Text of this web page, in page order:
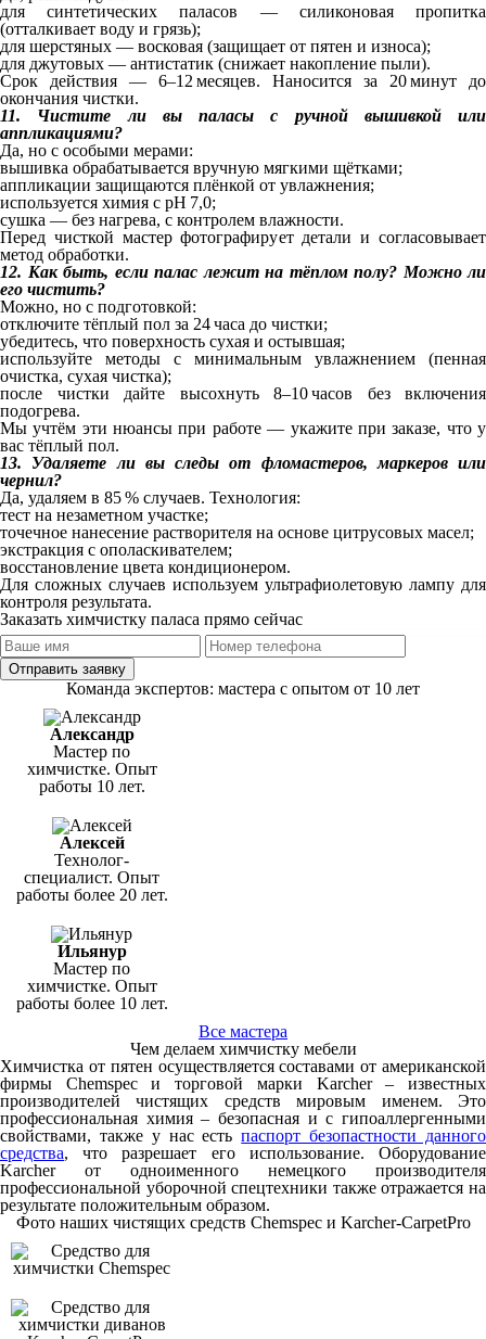
для синтетических паласов — силиконовая пропитка
(отталкивает воду и грязь);
для шерстяных — восковая (защищает от пятен и износа);
для джутовых — антистатик (снижает накопление пыли).
Срок действия — 6–12 месяцев. Наносится за 20 минут до
окончания чистки.
11. Чистите ли вы паласы с ручной вышивкой или
аппликациями?
Да, но с особыми мерами:
вышивка обрабатывается вручную мягкими щётками;
аппликации защищаются плёнкой от увлажнения;
используется химия с pH 7,0;
сушка — без нагрева, с контролем влажности.
Перед чисткой мастер фотографирует детали и согласовывает
метод обработки.
12. Как быть, если палас лежит на тёплом полу? Можно ли
его чистить?
Можно, но с подготовкой:
отключите тёплый пол за 24 часа до чистки;
убедитесь, что поверхность сухая и остывшая;
используйте методы с минимальным увлажнением (пенная
очистка, сухая чистка);
после чистки дайте высохнуть 8–10 часов без включения
подогрева.
Мы учтём эти нюансы при работе — укажите при заказе, что у
вас тёплый пол.
13. Удаляете ли вы следы от фломастеров, маркеров или
чернил?
Да, удаляем в 85 % случаев. Технология:
тест на незаметном участке;
точечное нанесение растворителя на основе цитрусовых масел;
экстракция с ополаскивателем;
восстановление цвета кондиционером.
Для сложных случаев используем ультрафиолетовую лампу для
контроля результата.
Заказать химчистку паласа прямо сейчас
Отправить заявку
Команда экспертов: мастера с опытом от 10 лет
Александр
Мастер по
химчистке. Опыт
работы 10 лет.
Алексей
Технолог-
специалист. Опыт
работы более 20 лет.
Ильянур
Мастер по
химчистке. Опыт
работы более 10 лет.
Все мастера
Чем делаем химчистку мебели
Химчистка от пятен осуществляется составами от американской
фирмы Chemspec и торговой марки Karcher – известных
производителей чистящих средств мировым именем. Это
профессиональная химия – безопасная и с гипоаллергенными
свойствами, также у нас естьпаспорт безопастности данного
средства, что разрешает его использование. Оборудование
Karcher от одноименного немецкого производителя
профессиональной уборочной спецтехники также отражается на
результате положительным образом.
Фото наших чистящих средств Chemspec и Karcher-CarpetPro